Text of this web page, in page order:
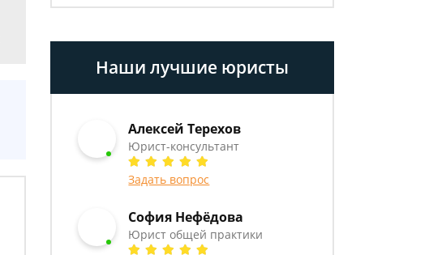
Наши лучшие юристы
Алексей Терехов
Юрист-консультант
Задать вопрос
София Нефёдова
Юрист общей практики